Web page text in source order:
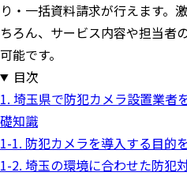
り・一括資料請求が行えます。
ちろん、サービス内容や担当者
可能です。
目次
1. 埼玉県で防犯カメラ設置業者
礎知識
1-1. 防犯カメラを導入する目的
1-2. 埼玉の環境に合わせた防犯